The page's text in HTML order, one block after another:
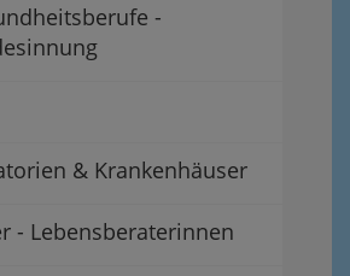
-
& Krankenhäuser
- Lebensberaterinnen